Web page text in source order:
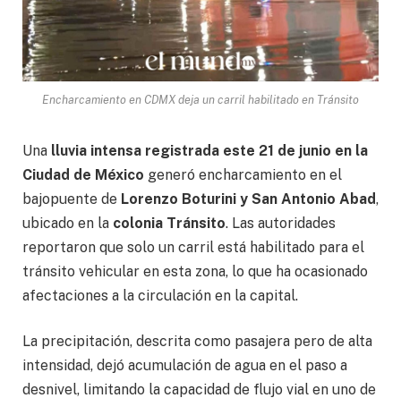
Encharcamiento en CDMX deja un carril habilitado en Tránsito
Una lluvia intensa registrada este 21 de junio en la
Ciudad de México generó encharcamiento en el
bajopuente de Lorenzo Boturini y San Antonio Abad,
ubicado en la colonia Tránsito. Las autoridades
reportaron que solo un carril está habilitado para el
tránsito vehicular en esta zona, lo que ha ocasionado
afectaciones a la circulación en la capital.
La precipitación, descrita como pasajera pero de alta
intensidad, dejó acumulación de agua en el paso a
desnivel, limitando la capacidad de flujo vial en uno de